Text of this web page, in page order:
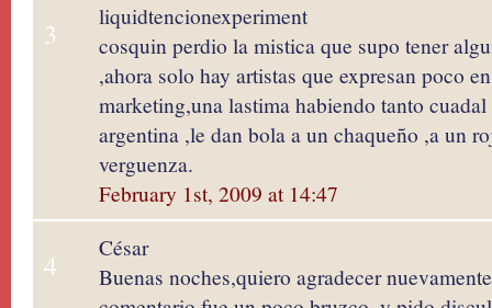
3
liquidtencionexperiment
cosquin perdio la mistica que supo tener
,ahora solo hay artistas que expresan poco
marketing,una lastima habiendo tanto
argentina ,le dan bola a un chaqueño ,a un
verguenza.
February 1st, 2009 at 14:47
4
César
Buenas noches,quiero agradecer